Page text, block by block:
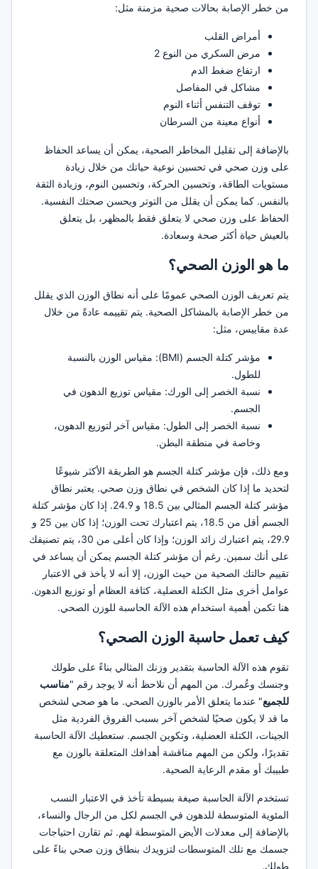
من خطر الإصابة بحالات صحية مزمنة مثل:
أمراض القلب
مرض السكري من النوع 2
ارتفاع ضغط الدم
مشاكل في المفاصل
توقف التنفس أثناء النوم
أنواع معينة من السرطان
بالإضافة إلى تقليل المخاطر الصحية، يمكن أن يساعد الحفاظ
على وزن صحي في تحسين نوعية حياتك من خلال زيادة
مستويات الطاقة، وتحسين الحركة، وتحسين النوم، وزيادة الثقة
بالنفس. كما يمكن أن يقلل من التوتر ويحسن صحتك النفسية.
الحفاظ على وزن صحي لا يتعلق فقط بالمظهر، بل يتعلق
بالعيش حياة أكثر صحة وسعادة.
ما هو الوزن الصحي؟
يتم تعريف الوزن الصحي عمومًا على أنه نطاق الوزن الذي يقلل
من خطر الإصابة بالمشاكل الصحية. يتم تقييمه عادةً من خلال
عدة مقاييس، مثل:
مؤشر كتلة الجسم (BMI): مقياس الوزن بالنسبة
للطول.
نسبة الخصر إلى الورك: مقياس توزيع الدهون في
الجسم.
نسبة الخصر إلى الطول: مقياس آخر لتوزيع الدهون،
وخاصة في منطقة البطن.
ومع ذلك، فإن مؤشر كتلة الجسم هو الطريقة الأكثر شيوعًا
لتحديد ما إذا كان الشخص في نطاق وزن صحي. يعتبر نطاق
مؤشر كتلة الجسم المثالي بين 18.5 و 24.9. إذا كان مؤشر كتلة
الجسم أقل من 18.5، يتم اعتبارك تحت الوزن؛ إذا كان بين 25 و
29.9، يتم اعتبارك زائد الوزن؛ وإذا كان أعلى من 30، يتم تصنيفك
على أنك سمين. رغم أن مؤشر كتلة الجسم يمكن أن يساعد في
تقييم حالتك الصحية من حيث الوزن، إلا أنه لا يأخذ في الاعتبار
عوامل أخرى مثل الكتلة العضلية، كثافة العظام أو توزيع الدهون.
هنا تكمن أهمية استخدام هذه الآلة الحاسبة للوزن الصحي.
كيف تعمل حاسبة الوزن الصحي؟
تقوم هذه الآلة الحاسبة بتقدير وزنك المثالي بناءً على طولك
وجنسك وعُمرك. من المهم أن نلاحظ أنه لا يوجد رقم "مناسب
للجميع" عندما يتعلق الأمر بالوزن الصحي. ما هو صحي لشخص
ما قد لا يكون صحيًا لشخص آخر بسبب الفروق الفردية مثل
الجينات، الكتلة العضلية، وتكوين الجسم. ستعطيك الآلة الحاسبة
تقديرًا، ولكن من المهم مناقشة أهدافك المتعلقة بالوزن مع
طبيبك أو مقدم الرعاية الصحية.
تستخدم الآلة الحاسبة صيغة بسيطة تأخذ في الاعتبار النسب
المئوية المتوسطة للدهون في الجسم لكل من الرجال والنساء،
بالإضافة إلى معدلات الأيض المتوسطة لهم. ثم تقارن احتياجات
جسمك مع تلك المتوسطات لتزويدك بنطاق وزن صحي بناءً على
طولك.